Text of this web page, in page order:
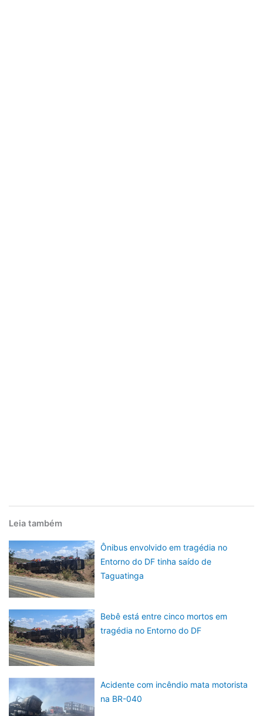
Leia também
Ônibus envolvido em tragédia no
Entorno do DF tinha saído de
Taguatinga
Bebê está entre cinco mortos em
tragédia no Entorno do DF
Acidente com incêndio mata motorista
na BR-040